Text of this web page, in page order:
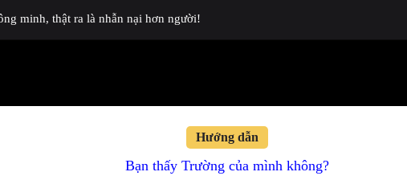
minh, thật ra là nhẫn nại hơn người!
Hướng dẫn
Bạn thấy Trường của mình không?